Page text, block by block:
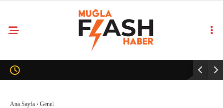
Ana Sayfa › Genel